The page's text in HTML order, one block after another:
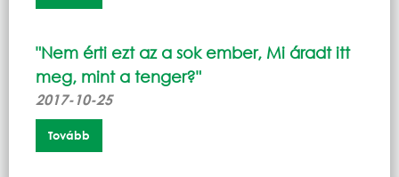
"Nem érti ezt az a sok ember, Mi áradt itt
meg, mint a tenger?"
2017-10-25
Tovább